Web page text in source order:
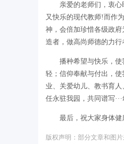
亲爱的老师们，衷
又快乐的现代教师!而作
神，会倍加珍惜各级政
造者，做高尚师德的力行
播种希望与快乐，
轻；信仰奉献与付出，
业、关爱幼儿、教书育
任永驻我园，共同谱写
最后，祝大家身体
版权声明：部分文章和图